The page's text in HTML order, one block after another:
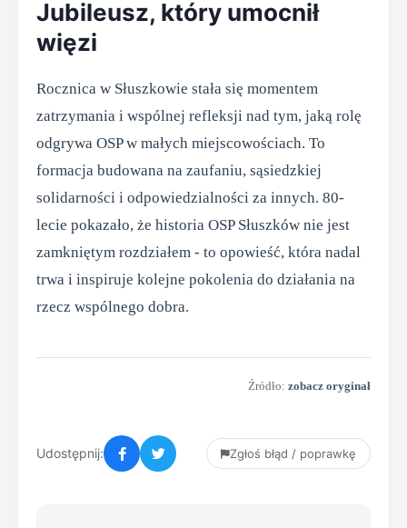
Jubileusz, który umocnił
więzi
Rocznica w Słuszkowie stała się momentem
zatrzymania i wspólnej refleksji nad tym, jaką rolę
odgrywa OSP w małych miejscowościach. To
formacja budowana na zaufaniu, sąsiedzkiej
solidarności i odpowiedzialności za innych. 80-
lecie pokazało, że historia OSP Słuszków nie jest
zamkniętym rozdziałem - to opowieść, która nadal
trwa i inspiruje kolejne pokolenia do działania na
rzecz wspólnego dobra.
Źródło: zobacz oryginał
Udostępnij: Zgłoś błąd / poprawkę